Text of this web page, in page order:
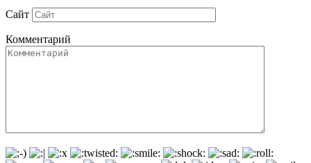
Сайт
Комментарий